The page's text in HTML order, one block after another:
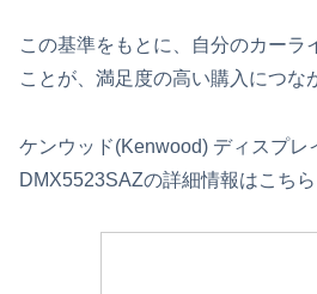
この基準をもとに、自分のカーラ
ことが、満足度の高い購入につな
ケンウッド(Kenwood) ディスプ
DMX5523SAZの詳細情報はこちら